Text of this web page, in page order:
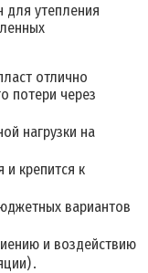
для утепления
отлично
потери через
нагрузки на
и крепится к
вариантов
и воздействию